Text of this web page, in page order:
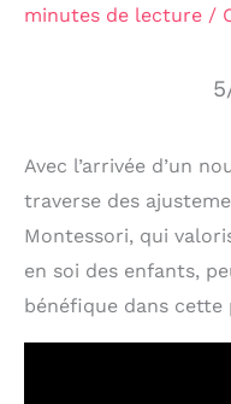
minutes de lecture /
Avec l’arrivée d’un
traverse des
Montessori, qui
en soi des enfants,
bénéfique dans